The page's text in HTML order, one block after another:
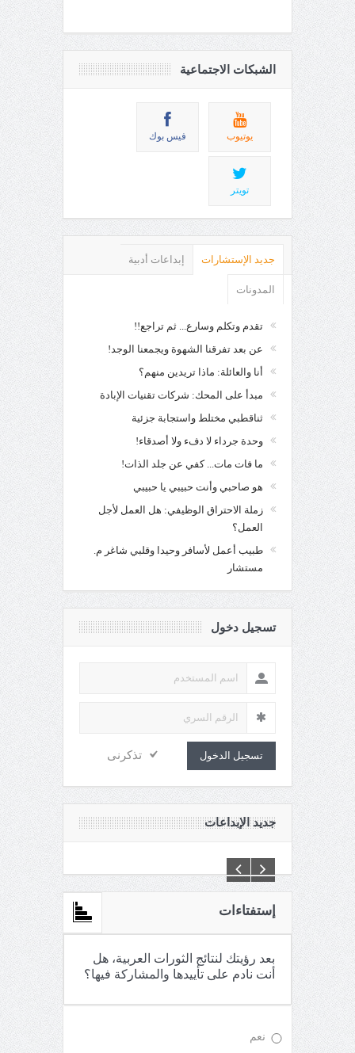
الشبكات الاجتماعية
يوتيوب فيس بوك
تويتر
جديد الإستشارات إبداعات أدبية
المدونات
تقدم وتكلم وسارع... ثم تراجع!!
عن بعد تفرقنا الشهوة ويجمعنا الوجد!
أنا والعائلة: ماذا تريدين منهم؟
مبدأ على المحك: شركات تقنيات الإبادة
ثناقطبي مختلط واستجابة جزئية
وحدة جرداء لا دفء ولا أصدقاء!
ما فات مات... كفي عن جلد الذات!
هو صاحبي وأنت حبيبي يا حبيبي
زملة الاحتراق الوظيفي: هل العمل لأجل
العمل؟
طبيب أعمل لأسافر وحيدا وقلبي شاغر م.
مستشار
تسجيل دخول
تسجيل الدخول تذكرنى
جديد الإبداعات
إستفتاءات
بعد رؤيتك لنتائج الثورات العربية، هل
أنت نادم على تأييدها والمشاركة فيها؟
نعم